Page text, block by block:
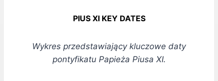
PIUS XI KEY DATES
Wykres przedstawiający kluczowe daty
pontyfikatu Papieża Piusa XI.